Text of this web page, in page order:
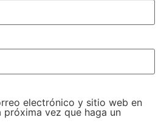
electrónico y sitio web en
vez que haga un